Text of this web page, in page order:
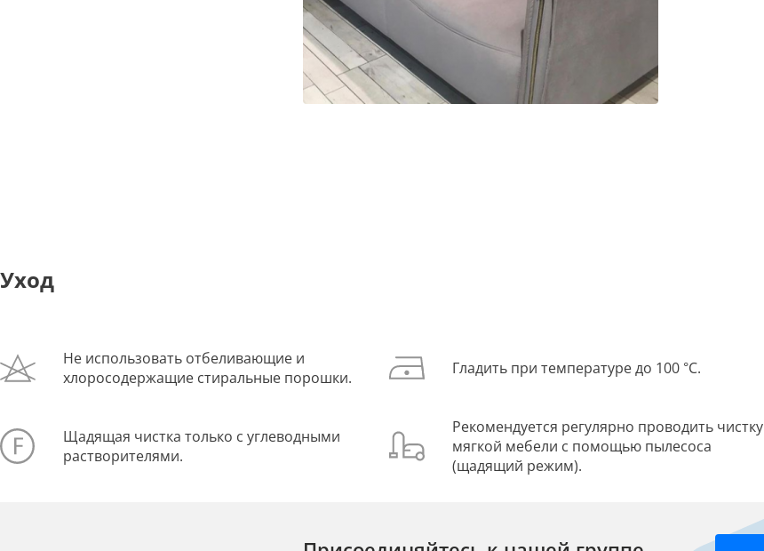
Уход
Не использовать отбеливающие и
хлоросодержащие стиральные порошки.
Гладить при температуре до 100 °С.
Щадящая чистка только с углеводными
растворителями.
Рекомендуется регулярно проводить чистку
мягкой мебели с помощью пылесоса
(щадящий режим).